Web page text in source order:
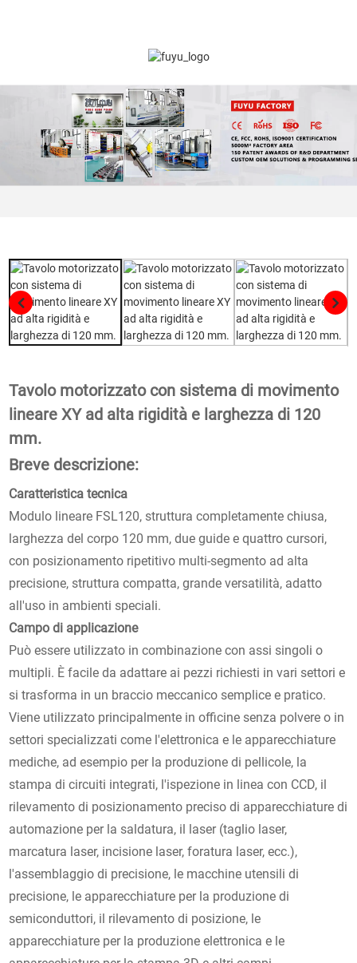
Tavolo motorizzato con sistema di movimento
lineare XY ad alta rigidità e larghezza di 120
mm.
Breve descrizione:
Caratteristica tecnica
Modulo lineare FSL120, struttura completamente chiusa,
larghezza del corpo 120 mm, due guide e quattro cursori,
con posizionamento ripetitivo multi-segmento ad alta
precisione, struttura compatta, grande versatilità, adatto
all'uso in ambienti speciali.
Campo di applicazione
Può essere utilizzato in combinazione con assi singoli o
multipli. È facile da adattare ai pezzi richiesti in vari settori e
si trasforma in un braccio meccanico semplice e pratico.
Viene utilizzato principalmente in officine senza polvere o in
settori specializzati come l'elettronica e le apparecchiature
mediche, ad esempio per la produzione di pellicole, la
stampa di circuiti integrati, l'ispezione in linea con CCD, il
rilevamento di posizionamento preciso di apparecchiature di
automazione per la saldatura, il laser (taglio laser,
marcatura laser, incisione laser, foratura laser, ecc.),
l'assemblaggio di precisione, le macchine utensili di
precisione, le apparecchiature per la produzione di
semiconduttori, il rilevamento di posizione, le
apparecchiature per la produzione elettronica e le